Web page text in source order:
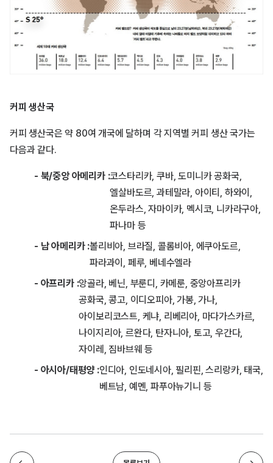
커피 생산국
커피 생산국은 약 80여 개국에 달하며 각 지역별 커피 생산 국가는
다음과 같다.
- 북/중앙 아메리카 :코스타리카, 쿠바, 도미니카 공화국,
엘살바도르, 과테말라, 아이티, 하와이,
온두라스, 자마이카, 멕시코, 니카라구아,
파나마 등
- 남 아메리카 :볼리비아, 브라질, 콜롬비아, 에쿠아도르,
파라과이, 페루, 베네수엘라
- 아프리카 :앙골라, 베닌, 부룬디, 카메룬, 중앙아프리카
공화국, 콩고, 이디오피아, 가봉, 가나,
아이보리코스트, 케냐, 리베리아, 마다가스카르,
나이지리아, 르완다, 탄자니아, 토고, 우간다,
자이레, 짐바브웨 등
- 아시아/태평양 :인디아, 인도네시아, 필리핀, 스리랑카, 태국,
베트남, 예멘, 파푸아뉴기니 등